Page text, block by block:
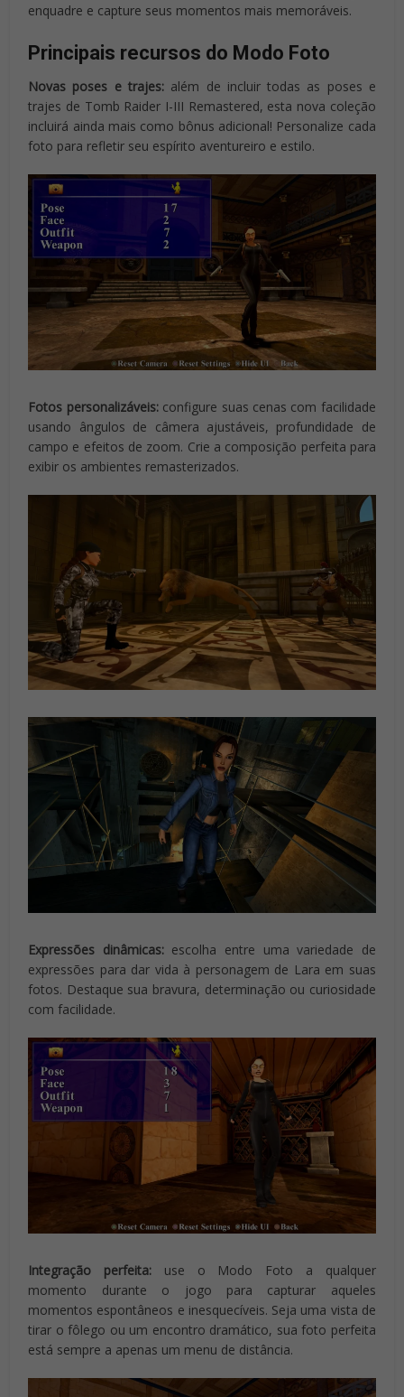
enquadre e capture seus momentos mais memoráveis.
Principais recursos do Modo Foto
Novas poses e trajes:além de incluir todas as poses e
trajes de Tomb Raider I-III Remastered, esta nova coleção
incluirá ainda mais como bônus adicional! Personalize cada
foto para refletir seu espírito aventureiro e estilo.
Fotos personalizáveis:configure suas cenas com facilidade
usando ângulos de câmera ajustáveis, profundidade de
campo e efeitos de zoom. Crie a composição perfeita para
exibir os ambientes remasterizados.
Expressões dinâmicas:escolha entre uma variedade de
expressões para dar vida à personagem de Lara em suas
fotos. Destaque sua bravura, determinação ou curiosidade
com facilidade.
Integração perfeita: use o Modo Foto a qualquer
momento durante o jogo para capturar aqueles
momentos espontâneos e inesquecíveis. Seja uma vista de
tirar o fôlego ou um encontro dramático, sua foto perfeita
está sempre a apenas um menu de distância.